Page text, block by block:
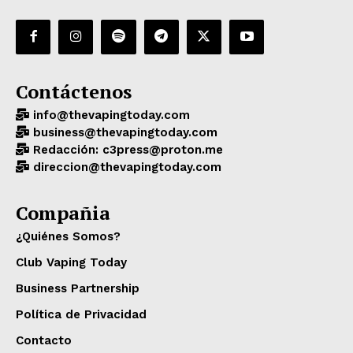
Contáctenos
info@thevapingtoday.com
business@thevapingtoday.com
Redacción: c3press@proton.me
direccion@thevapingtoday.com
Compañia
¿Quiénes Somos?
Club Vaping Today
Business Partnership
Política de Privacidad
Contacto